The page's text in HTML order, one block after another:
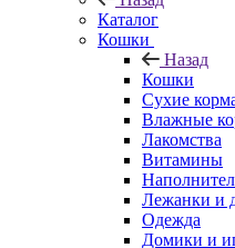
Каталог
Кошки
Назад
Кошки
Сухие
Влажные
Лакомства
Витамины
Лежанки и
Одежда
Домики и